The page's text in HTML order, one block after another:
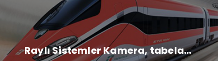
Raylı Sistemler Kamera, tabela, monitör ve internet sistemleri